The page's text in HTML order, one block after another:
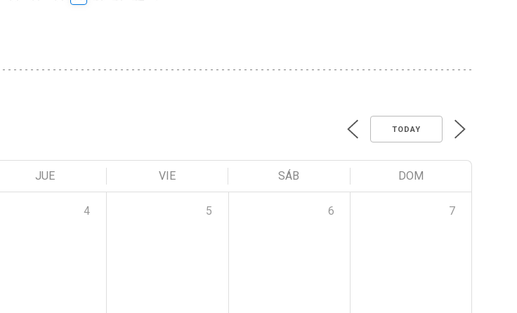
TODAY
JUE VIE SÁB DOM
4 5 6 7